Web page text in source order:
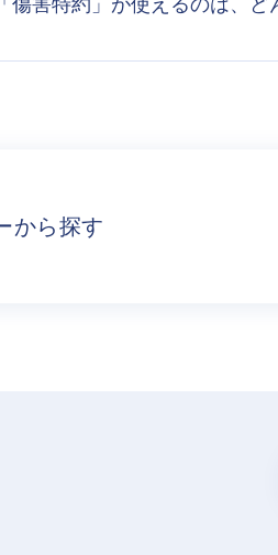
「傷害特約」が使えるのは、ど
から探す